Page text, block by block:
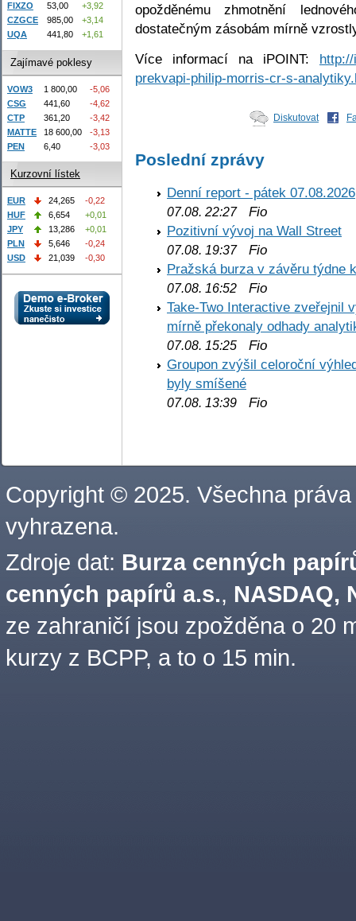
opožděnému zhmotnění
dostatečným zásobám mírně
Více informací na iPOINT:
prekvapi-philip-morris-cr-s-
Diskutovat
Poslední zprávy
Denní report - pátek 07.08.2026
07.08. 22:27Fio
Pozitivní vývoj na Wall Street
07.08. 19:37Fio
Pražská burza v závěru týdne
07.08. 16:52 Fio
Take-Two Interactive zveřejnil
mírně překonaly odhady
07.08. 15:25 Fio
Groupon zvýšil celoroční
byly smíšené
07.08. 13:39 Fio
FIXZO
53,00
+3,92
CZGCE
985,00
+3,14
UQA
441,80 +1,61
Zajímavé poklesy
VOW3 1 800,00
-5,06
CSG
441,60
-4,62
CTP
361,20
-3,42
MATTE
18 600,00
-3,13
PEN
6,40 -3,03
Kurzovní lístek
EUR 24,265
-0,22
HUF
6,654
+0,01
JPY
13,286
+0,01
PLN
5,646
-0,24
USD
21,039 -0,30
Copyright © 2025. Všechna práva
vyhrazena.
Zdroje dat: Burza cenných
cenných papírů a.s., NASDAQ,
ze zahraničí jsou zpožděna o 20
kurzy z BCPP, a to o 15 min.